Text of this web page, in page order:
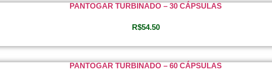
PANTOGAR TURBINADO – 30 CÁPSULAS
R$54.50
PANTOGAR TURBINADO – 60 CÁPSULAS